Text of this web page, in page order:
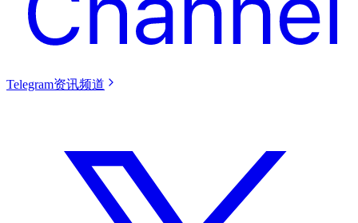
Telegram资讯频道